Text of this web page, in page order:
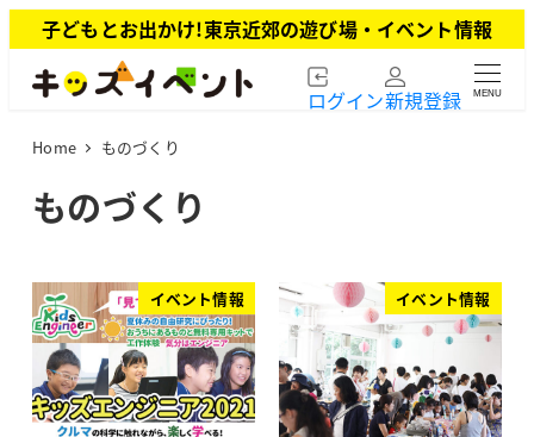
イ
子どもとお出かけ!東京近郊の遊び場・イベント情報
ログイン新規登録 MENU
Home ものづくり
ものづくり
イベント情報 イベント情報